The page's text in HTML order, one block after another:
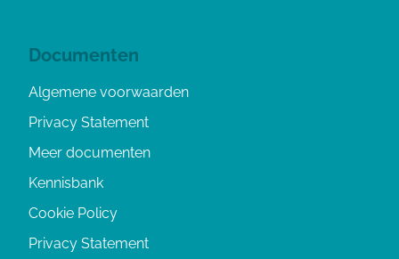
Documenten
Algemene voorwaarden
Privacy Statement
Meer documenten
Kennisbank
Cookie Policy
Privacy Statement